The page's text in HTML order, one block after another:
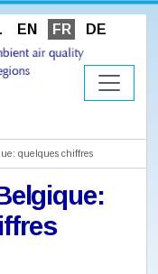
EN FR DE
quelques chiffres